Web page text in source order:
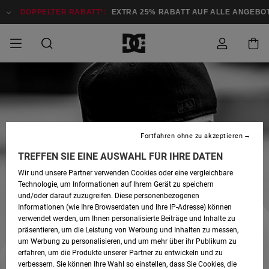
DOPPELTER RABATT*: EXTRA 25% RABATT AUF ALLE
Schuhe
Sale
Accessoires
SALE SNOW
T-Shirts
Jacken &
Schuhe
Snow
SALE KINDER
Sale Schuhe
Sale
Sale
Sale Snow
Jacken &
Hoodies &
Stag
Court Graffik
Lynx
Pure
Net
Alle ansehen
Astrix
Ducati
DC Command
Manteca
Construct
Ascend
SCHUHE
Neue
Skate
Sneakers
Sandalen
Winterschuhe
Snowboard
BEKLEIDUNG
Neue
Sweatshirts
T-shirts
Hemden
Jeans
Jacken &
ACCESSOIRES
Caps & Hüte
Mützen
Taschen &
Rucksäcke
FRAUEN
Chelsea
Court Graffik
Alle ansehen
Pixie
Astrix
DC Command
Manteca
Best Sellers
SCHUHE
Neue
Sneakers
Skate
Sandalen
Snowboard
Unisex
KLEIDUNG
Schneejacken
Alle ansehen
KINDER
Court Graffik
Pure
Stag
Neue
Skate
Babyschuhe
Sneakers
Alle ansehen
BEKLEIDUNG
Neue
T-Shirts
Sweatshirts &
Hoodies
Hemden
ACCESSOIRES
Hüte & Caps
Mützen
Taschen
Alle ansehen
SKATE
Skaterschuhe
Alle ansehen
Team
Schneejacken
Snowboard
Winterschuhe
Polarfleece &
Softshells
FRAUEN
Snowboard
Schneejacken
Alle ansehen
SNOW SHOP FÜR
KINDER
Snowboard
Mützen
Alle ansehen
Versand
Retouren
Bezahlung
Geschenkkarte
TREFFEN SIE EINE AUSWAHL FÜR IHRE DATEN
Wir und unsere Partner verwenden Cookies oder eine vergleichbare
Technologie, um Informationen auf Ihrem Gerät zu speichern
und/oder darauf zuzugreifen. Diese personenbezogenen
Informationen (wie Ihre Browserdaten und Ihre IP-Adresse) können
verwendet werden, um Ihnen personalisierte Beiträge und Inhalte zu
präsentieren, um die Leistung von Werbung und Inhalten zu messen,
um Werbung zu personalisieren, und um mehr über ihr Publikum zu
erfahren, um die Produkte unserer Partner zu entwickeln und zu
verbessern. Sie können Ihre Wahl so einstellen, dass Sie Cookies, die
Fortfahren ohne zu akzeptieren